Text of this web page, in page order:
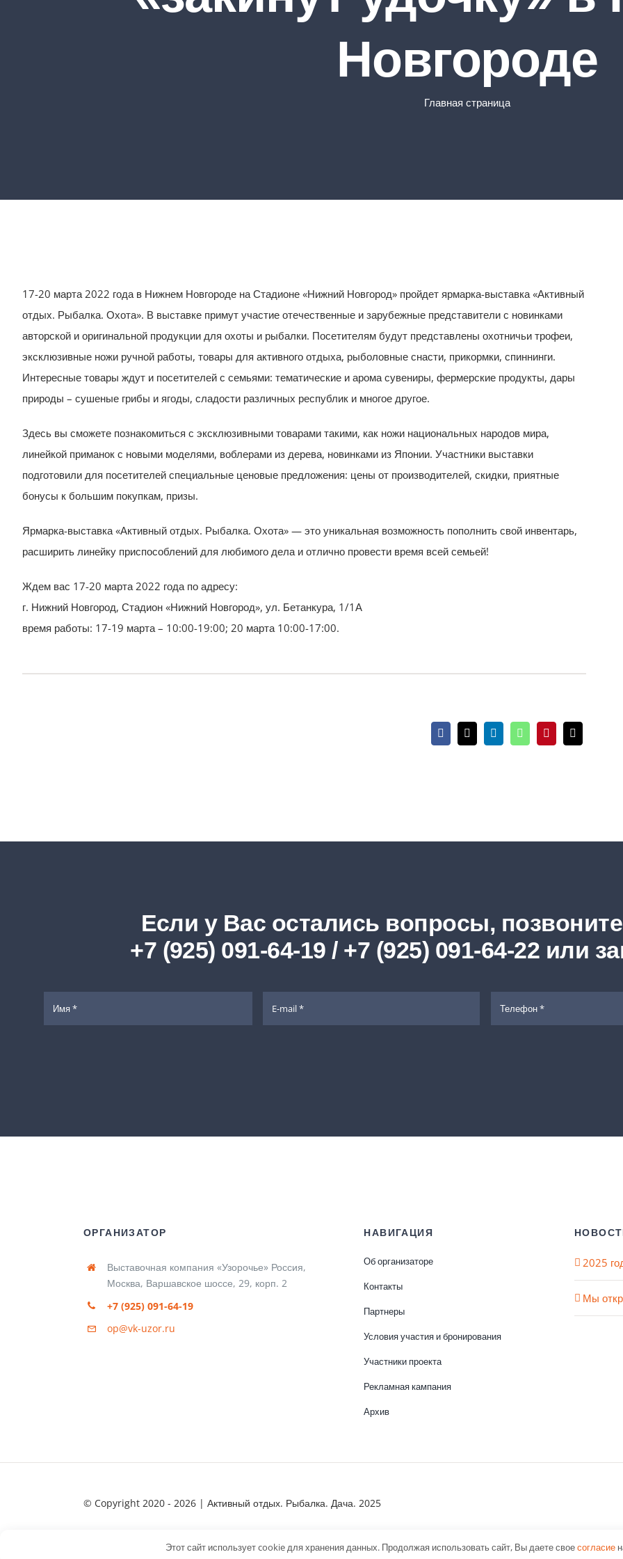
Новгороде
Главная страница
17-20 марта 2022 года в Нижнем Новгороде на Стадионе «Нижний Новгород» пройдет ярмарка-выставка «Активный
отдых. Рыбалка. Охота». В выставке примут участие отечественные и зарубежные представители с новинками
авторской и оригинальной продукции для охоты и рыбалки. Посетителям будут представлены охотничьи трофеи,
эксклюзивные ножи ручной работы, товары для активного отдыха, рыболовные снасти, прикормки, спиннинги.
Интересные товары ждут и посетителей с семьями: тематические и арома сувениры, фермерские продукты, дары
природы – сушеные грибы и ягоды, сладости различных республик и многое другое.
Здесь вы сможете познакомиться с эксклюзивными товарами такими, как ножи национальных народов мира,
линейкой приманок с новыми моделями, воблерами из дерева, новинками из Японии. Участники выставки
подготовили для посетителей специальные ценовые предложения: цены от производителей, скидки, приятные
бонусы к большим покупкам, призы.
Ярмарка-выставка «Активный отдых. Рыбалка. Охота» — это уникальная возможность пополнить свой инвентарь,
расширить линейку приспособлений для любимого дела и отлично провести время всей семьей!
Ждем вас 17-20 марта 2022 года по адресу:
г. Нижний Новгород, Стадион «Нижний Новгород», ул. Бетанкура, 1/1А
время работы: 17-19 марта – 10:00-19:00; 20 марта 10:00-17:00.
Если у Вас остались вопросы,
+7 (925) 091-64-19 / +7 (925) 091-64-22 или
ОРГАНИЗАТОР
Выставочная компания «Узорочье» Россия,
Москва, Варшавское шоссе, 29, корп. 2
+7 (925) 091-64-19
op@vk-uzor.ru
НАВИГАЦИЯ
Об организаторе
Контакты
Партнеры
Условия участия и бронирования
Участники проекта
Рекламная кампания
Архив
2025
Мы
© Copyright 2020 - 2026 | Активный отдых. Рыбалка. Дача. 2025
Этот сайт использует cookie для хранения данных. Продолжая использовать сайт, Вы даете своесогласие